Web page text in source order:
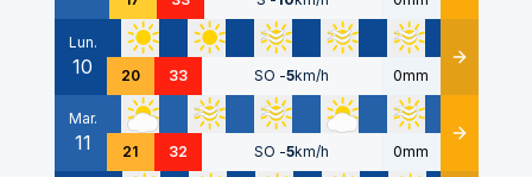
Lun.
10 20 33 SO -5km/h 0mm Détails
Mar.
11 21 32 SO -5km/h 0mm Détails